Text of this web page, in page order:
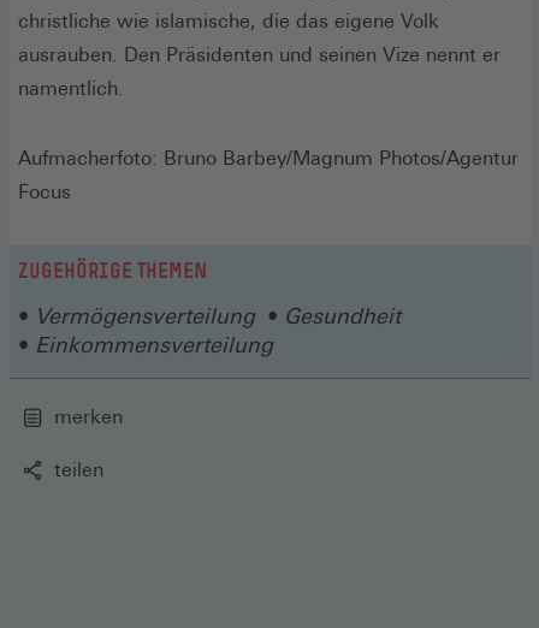
christliche wie islamische, die das eigene Volk
ausrauben. Den Präsidenten und seinen Vize nennt er
namentlich.
Aufmacherfoto: Bruno Barbey/Magnum Photos/Agentur
Focus
ZUGEHÖRIGE THEMEN
Vermögensverteilung
Gesundheit
Einkommensverteilung
merken
teilen